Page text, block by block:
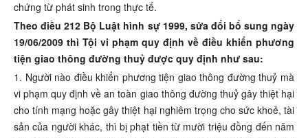
chứng từ phát sinh trong thực tế.
Theo điều 212 Bộ Luật hình sự 1999, sửa đổi bổ sung ngày
19/06/2009 thì Tội vi phạm quy định về điều khiển phương
tiện giao thông đường thuỷ được quy định như sau:
1. Người nào điều khiển phương tiện giao thông đường thuỷ mà
vi phạm quy định về an toàn giao thông đường thuỷ gây thiệt hại
cho tính mạng hoặc gây thiệt hại nghiêm trọng cho sức khoẻ, tài
sản của người khác, thì bị phạt tiền từ mười triệu đồng đến năm